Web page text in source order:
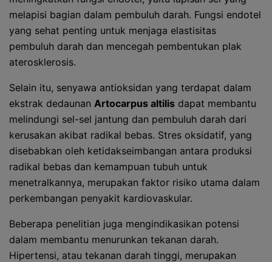
melapisi bagian dalam pembuluh darah. Fungsi endotel
yang sehat penting untuk menjaga elastisitas
pembuluh darah dan mencegah pembentukan plak
aterosklerosis.
Selain itu, senyawa antioksidan yang terdapat dalam
ekstrak dedaunan Artocarpus altilis dapat membantu
melindungi sel-sel jantung dan pembuluh darah dari
kerusakan akibat radikal bebas. Stres oksidatif, yang
disebabkan oleh ketidakseimbangan antara produksi
radikal bebas dan kemampuan tubuh untuk
menetralkannya, merupakan faktor risiko utama dalam
perkembangan penyakit kardiovaskular.
Beberapa penelitian juga mengindikasikan potensi
dalam membantu menurunkan tekanan darah.
Hipertensi, atau tekanan darah tinggi, merupakan